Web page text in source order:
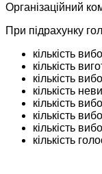
Організаційний
При підрахунку
кількість
кількість
кількість
кількість
кількість
кількість
кількість
кількість